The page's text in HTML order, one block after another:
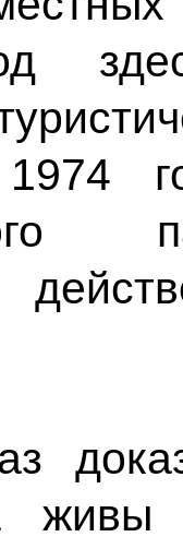
живы